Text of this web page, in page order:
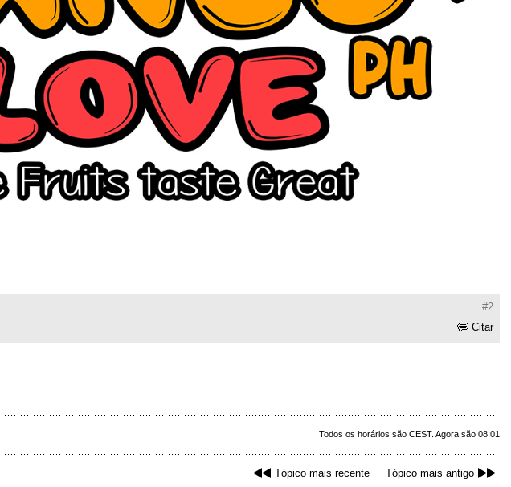
#2
Citar
Todos os horários são CEST. Agora são 08:01
Tópico mais recente Tópico mais antigo